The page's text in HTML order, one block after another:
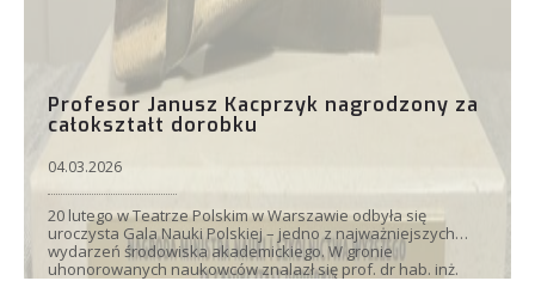
Profesor Janusz Kacprzyk nagrodzony za
całokształt dorobku
04.03.2026
20 lutego w Teatrze Polskim w Warszawie odbyła się
uroczysta Gala Nauki Polskiej – jedno z najważniejszych
wydarzeń środowiska akademickiego. W gronie
uhonorowanych naukowców znalazł się prof. dr hab. inż.